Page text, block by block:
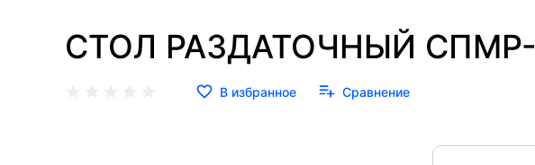
СТОЛ РАЗДАТОЧНЫЙ СПМР-
В избранное Сравнение